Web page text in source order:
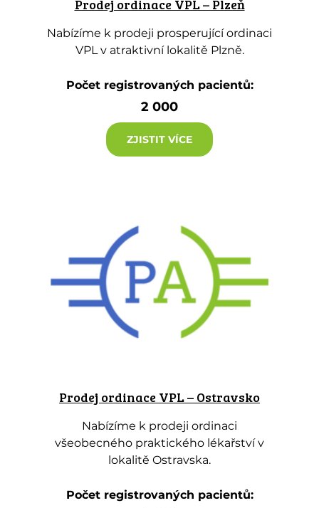
Prodej ordinace VPL – Plzeň
Nabízíme k prodeji prosperující ordinaci
VPL v atraktivní lokalitě Plzně.
Počet registrovaných pacientů:
2 000
ZJISTIT VÍCE
Prodej ordinace VPL – Ostravsko
Nabízíme k prodeji ordinaci
všeobecného praktického lékařství v
lokalitě Ostravska.
Počet registrovaných pacientů: